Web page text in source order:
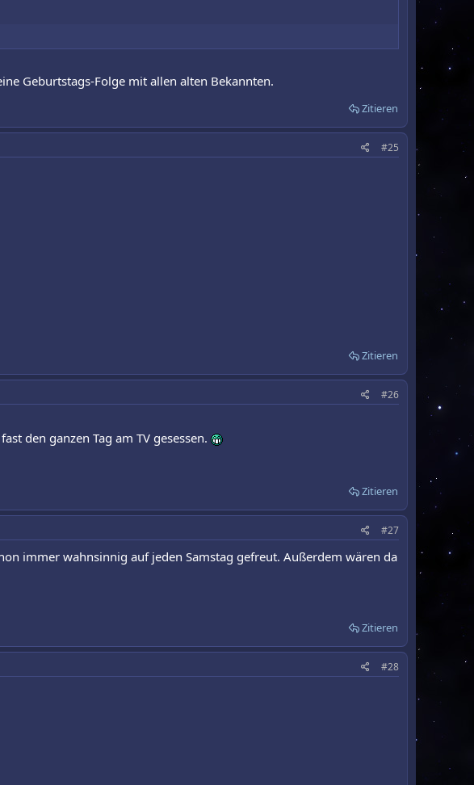
Geburtstags-Folge mit allen alten Bekannten.
Zitieren
#25
Zitieren
#26
den ganzen Tag am TV gesessen.
Zitieren
#27
immer wahnsinnig auf jeden Samstag gefreut. Außerdem wären da
Zitieren
#28